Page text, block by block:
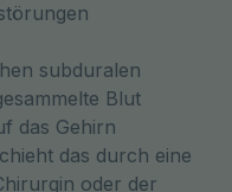
subduralen
Blut
das Gehirn
das durch eine
oder der